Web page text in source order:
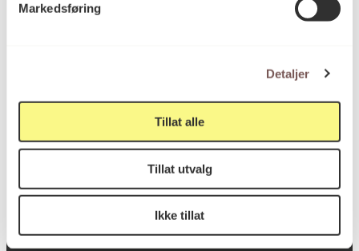
Markedsføring
Detaljer
Tillat alle
Tillat utvalg
Ikke tillat
22 99 11 99